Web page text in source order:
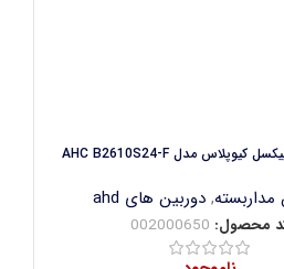
مداربسته, دوربین های ahd
محصول: 002000650